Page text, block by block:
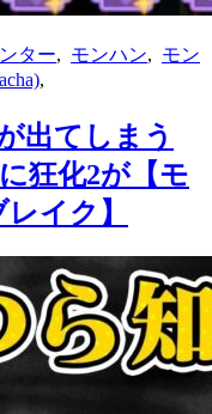
ター モンハン
モン
出てしまう
狂化2が【モ
イク】